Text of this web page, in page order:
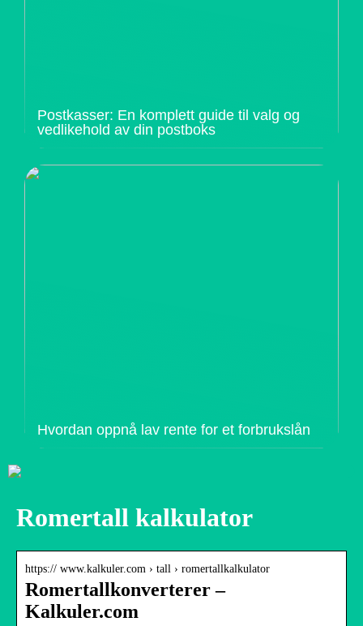
Postkasser: En komplett guide til valg og
vedlikehold av din postboks
Hvordan oppnå lav rente for et forbrukslån
Romertall kalkulator
https:// www.kalkuler.com › tall › romertallkalkulator
Romertallkonverterer –
Kalkuler.com